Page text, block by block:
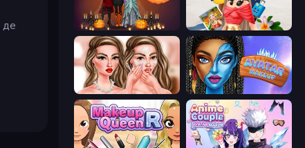
де
Travel with Me: ASMR Edition
Skinfluencer Beauty Routine Avatar Make Up